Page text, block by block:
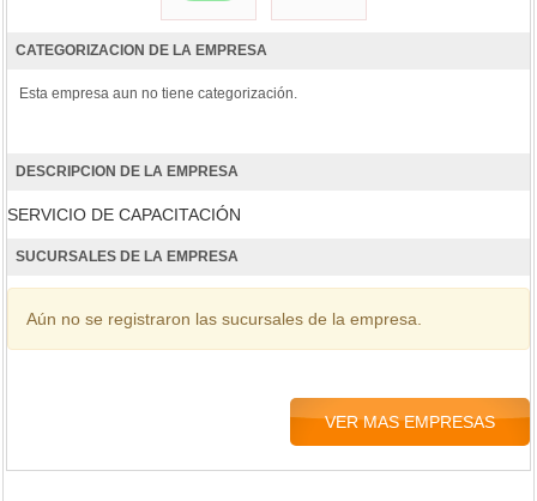
CATEGORIZACION DE LA EMPRESA
Esta empresa aun no tiene categorización.
DESCRIPCION DE LA EMPRESA
SERVICIO DE CAPACITACIÓN
SUCURSALES DE LA EMPRESA
Aún no se registraron las sucursales de la empresa.
VER MAS EMPRESAS